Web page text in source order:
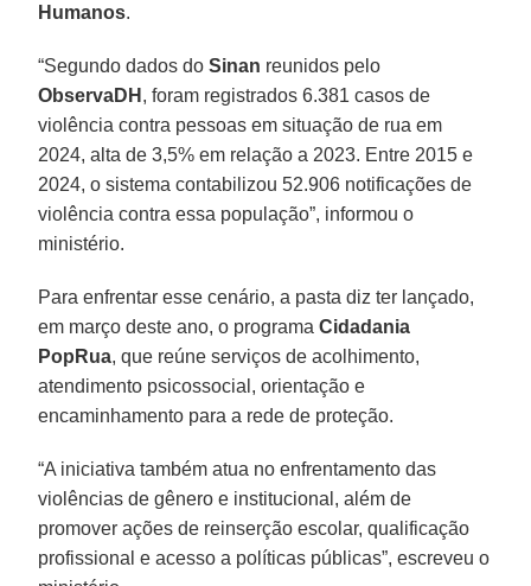
Humanos.
“Segundo dados doSinan reunidos pelo
ObservaDH , foram registrados 6.381 casos de
violência contra pessoas em situação de rua em
2024, alta de 3,5% em relação a 2023. Entre 2015 e
2024, o sistema contabilizou 52.906 notificações de
violência contra essa população”, informou o
ministério.
Para enfrentar esse cenário, a pasta diz ter lançado,
em março deste ano, o programaCidadania
PopRua, que reúne serviços de acolhimento,
atendimento psicossocial, orientação e
encaminhamento para a rede de proteção.
“A iniciativa também atua no enfrentamento das
violências de gênero e institucional, além de
promover ações de reinserção escolar, qualificação
profissional e acesso a políticas públicas”, escreveu o